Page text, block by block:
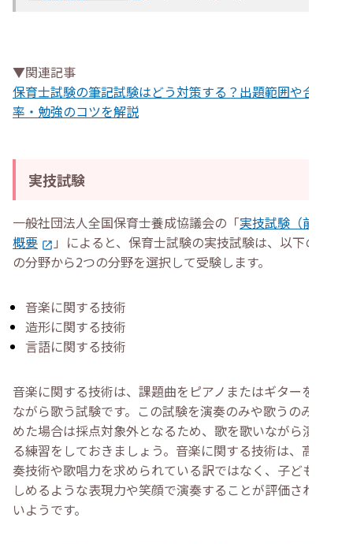
▼関連記事
保育士試験の筆記試験はどう対策する？出題範囲や合格
率・勉強のコツを解説
実技試験
一般社団法人全国保育士養成協議会の「実技試験（前期）
概要
」によると、保育士試験の実技試験は、以下の3つ
の分野から2つの分野を選択して受験します。
音楽に関する技術
造形に関する技術
言語に関する技術
音楽に関する技術は、課題曲をピアノまたはギターを弾き
ながら歌う試験です。この試験を演奏のみや歌うのみで進
めた場合は採点対象外となるため、歌を歌いながら演奏す
る練習をしておきましょう。音楽に関する技術は、高い演
奏技術や歌唱力を求められている訳ではなく、子どもが楽
しめるような表現力や笑顔で演奏することが評価されやす
いようです。